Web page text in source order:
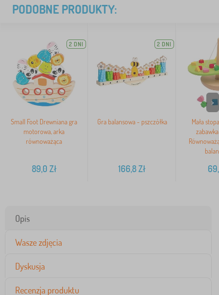
PODOBNE PRODUKTY:
2 DNI
Small Foot Drewniana gra
motorowa, arka
równoważąca
89,0 Zł
2 DNI
Gra balansowa - pszczółka
166,8Zł
Mała
>
Opis
Wasze zdjęcia
Dyskusja
Recenzja produktu